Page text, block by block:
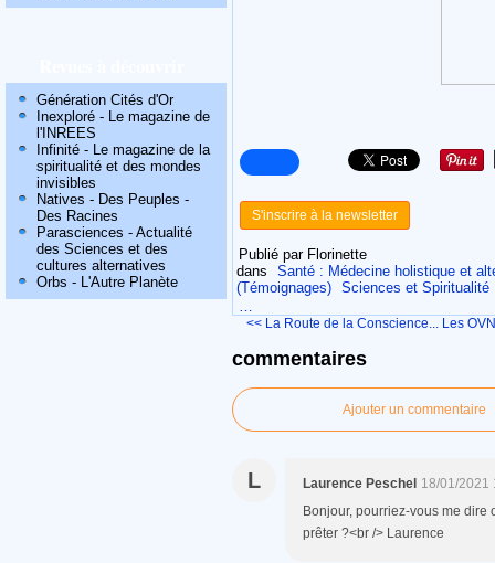
Génération Cités d'Or
Inexploré - Le magazine de
l'INREES
Infinité - Le magazine de la
spiritualité et des mondes
invisibles
Natives - Des Peuples -
Des Racines
Parasciences - Actualité
des Sciences et des
cultures alternatives
Orbs - L'Autre Planète
S'inscrire à la newsletter
Publié par Florinette
dans
Santé : Médecine holistique et
(Témoignages) Sciences et Spiritualité
…
<< La Route de la Conscience... Les
commentaires
Ajouter un commentaire
L Laurence Peschel 18/01/2021
Bonjour, pourriez-vous me
prêter ?<br /> Laurence